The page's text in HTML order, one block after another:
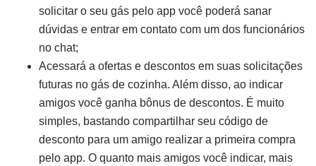
solicitar o seu gás pelo app você poderá sanar
dúvidas e entrar em contato com um dos funcionários
no chat;
Acessará a ofertas e descontos em suas solicitações
futuras no gás de cozinha. Além disso, ao indicar
amigos você ganha bônus de descontos. É muito
simples, bastando compartilhar seu código de
desconto para um amigo realizar a primeira compra
pelo app. O quanto mais amigos você indicar, mais